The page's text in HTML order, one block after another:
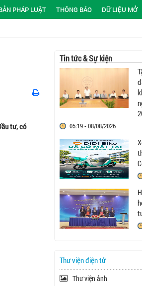
PHÁP LUẬT THÔNG BÁO DỮ LIỆU MỞ
tư, có
Tin tức & Sự kiện
05:19 - 08/08/2026
Thư viện điện tử
Thư viện ảnh